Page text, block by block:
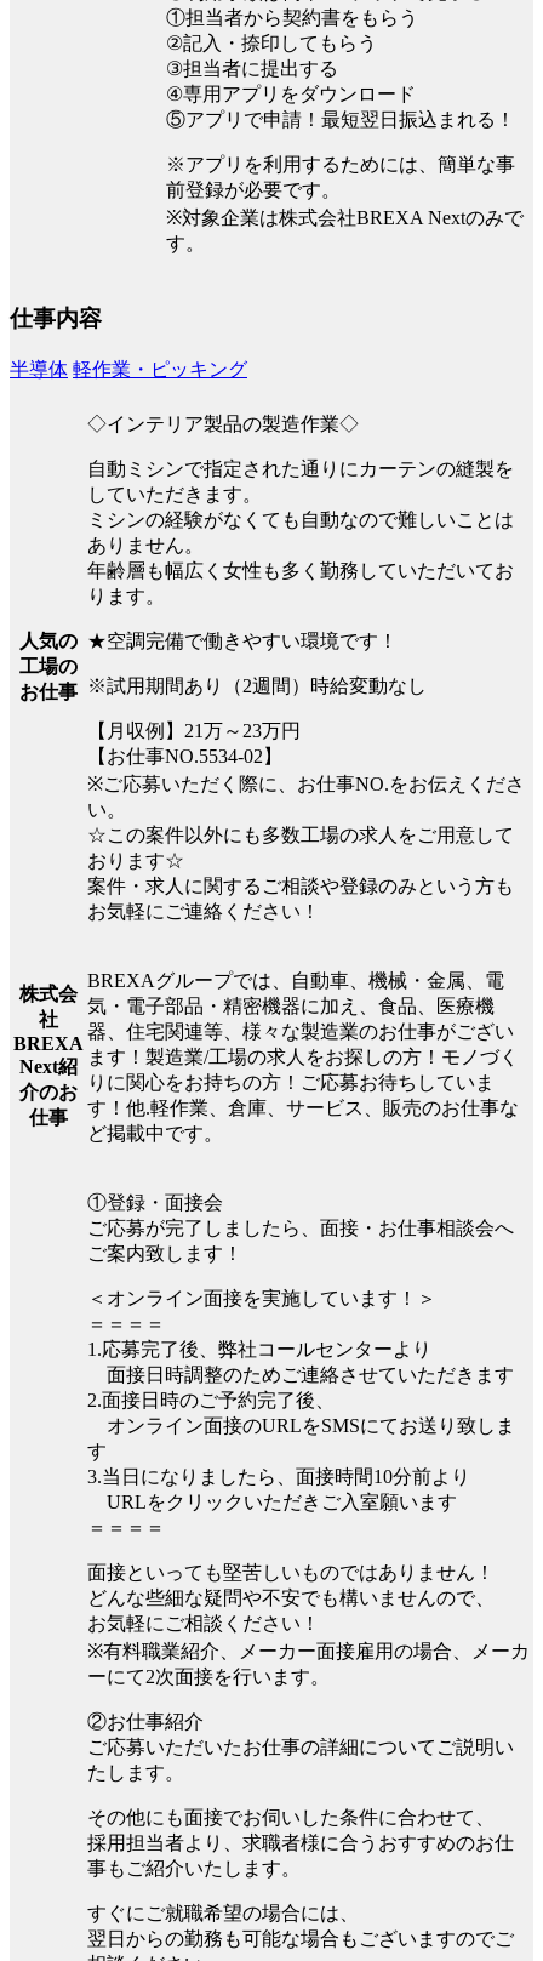
①担当者から契約書をもらう
②記入・捺印してもらう
③担当者に提出する
④専用アプリをダウンロード
⑤アプリで申請！最短翌日振込まれる！
※アプリを利用するためには、簡単な事
前登録が必要です。
※対象企業は株式会社BREXA Nextのみで
す。
仕事内容
半導体 軽作業・ピッキング
人気の
工場の
お仕事
◇インテリア製品の製造作業◇
自動ミシンで指定された通りにカーテンの縫製を
していただきます。
ミシンの経験がなくても自動なので難しいことは
ありません。
年齢層も幅広く女性も多く勤務していただいてお
ります。
★空調完備で働きやすい環境です！
※試用期間あり（2週間）時給変動なし
【月収例】21万～23万円
【お仕事NO.5534-02】
※ご応募いただく際に、お仕事NO.をお伝えくださ
い。
☆この案件以外にも多数工場の求人をご用意して
おります☆
案件・求人に関するご相談や登録のみという方も
お気軽にご連絡ください！
株式会
社
BREXA
Next紹
介のお
仕事
BREXAグループでは、自動車、機械・金属、電
気・電子部品・精密機器に加え、食品、医療機
器、住宅関連等、様々な製造業のお仕事がござい
ます！製造業/工場の求人をお探しの方！モノづく
りに関心をお持ちの方！ご応募お待ちしていま
す！他.軽作業、倉庫、サービス、販売のお仕事な
ど掲載中です。
①登録・面接会
ご応募が完了しましたら、面接・お仕事相談会へ
ご案内致します！
＜オンライン面接を実施しています！＞
＝＝＝＝
1.応募完了後、弊社コールセンターより
面接日時調整のためご連絡させていただきます
2.面接日時のご予約完了後、
オンライン面接のURLをSMSにてお送り致しま
す
3.当日になりましたら、面接時間10分前より
URLをクリックいただきご入室願います
＝＝＝＝
面接といっても堅苦しいものではありません！
どんな些細な疑問や不安でも構いませんので、
お気軽にご相談ください！
※有料職業紹介、メーカー面接雇用の場合、メーカ
ーにて2次面接を行います。
②お仕事紹介
ご応募いただいたお仕事の詳細についてご説明い
たします。
その他にも面接でお伺いした条件に合わせて、
採用担当者より、求職者様に合うおすすめのお仕
事もご紹介いたします。
すぐにご就職希望の場合には、
翌日からの勤務も可能な場合もございますのでご